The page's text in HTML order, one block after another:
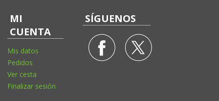
MI
CUENTA
Mis datos
Pedidos
Ver cesta
Finalizar sesión
SÍGUENOS